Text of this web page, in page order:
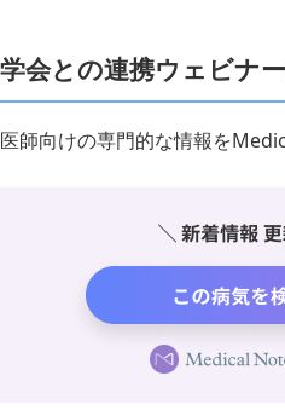
学会との連携ウェビナ
医師向けの専門的な情報を